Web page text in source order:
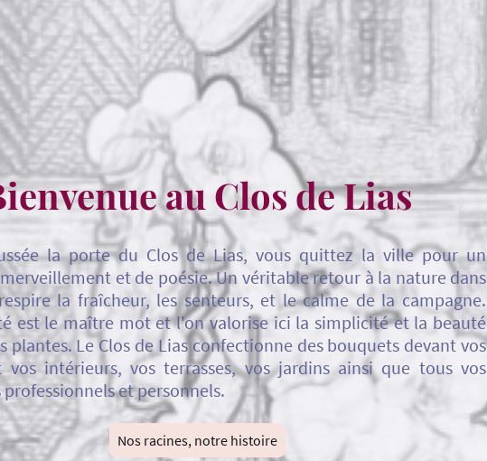
au Clos de Lias
la porte du Clos de Lias, vous quittez la ville pour un
et de poésie. Un véritable retour à la nature dans
la fraîcheur, les senteurs, et le calme de la campagne.
est le maître mot et l'on valorise ici la simplicité et la beauté
plantes. Le Clos de Lias confectionne des bouquets devant vos
vos intérieurs, vos terrasses, vos jardins ainsi que tous vos
et personnels.
Nos racines, notre histoire